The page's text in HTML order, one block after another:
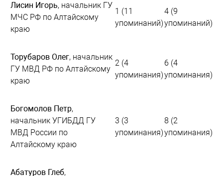
Лисин Игорь, начальник ГУ
МЧС РФ по Алтайскому
краю
1 (11
упоминаний)
4 (9
упоминаний)
Торубаров Олег, начальник
ГУ МВД РФ по Алтайскому
краю
2 (4
упоминания)
6 (4
упоминания)
Богомолов Петр,
начальник УГИБДД ГУ
МВД России по
Алтайскому краю
3 (3
упоминания)
8 (2
упоминания)
Абатуров Глеб,